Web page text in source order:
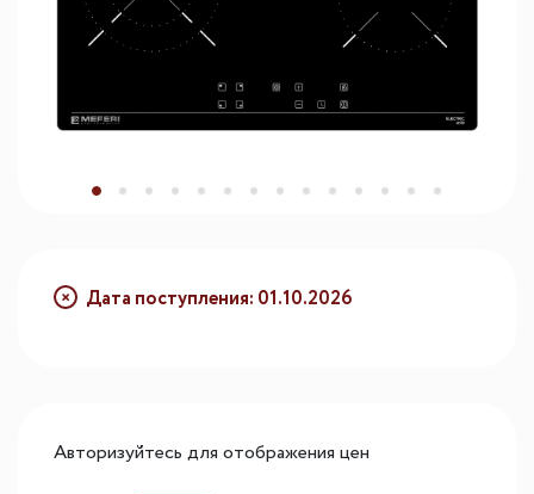
Дата поступления: 01.10.2026
Авторизуйтесь для отображения цен